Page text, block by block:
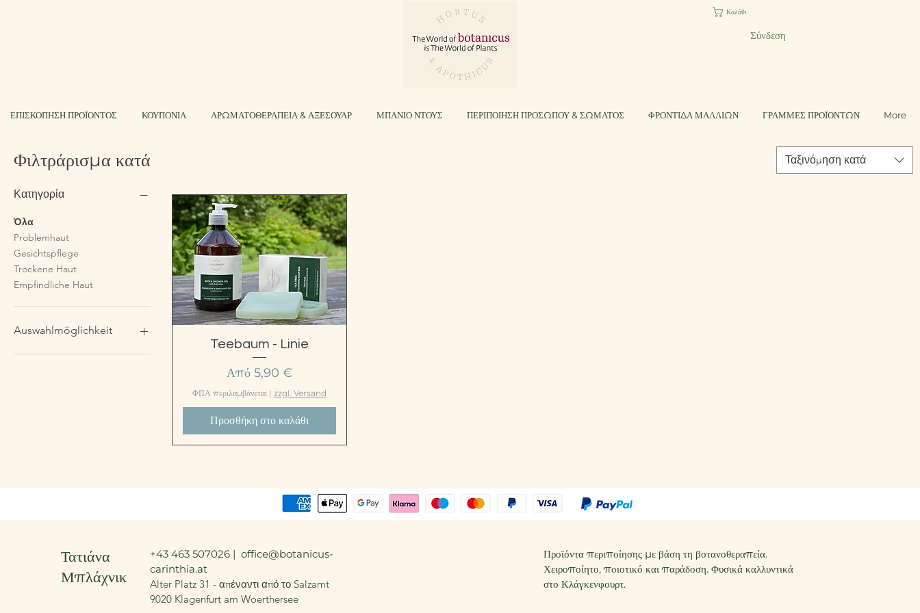
Καλάθι
Σύνδεση
ΕΠΙΣΚΟΠΗΣΗ ΠΡΟΪΟΝΤΟΣ ΚΟΥΠΟΝΙΑ ΑΡΩΜΑΤΟΘΕΡΑΠΕΙΑ & ΑΞΕΣΟΥΑΡ ΜΠΑΝΙΟ ΝΤΟΥΣ ΠΕΡΙΠΟΙΗΣΗ ΠΡΟΣΩΠΟΥ & ΣΩΜΑΤΟΣ ΦΡΟΝΤΙΔΑ ΜΑΛΛΙΩΝ ΓΡΑΜΜΕΣ ΠΡΟΪΟΝΤΩΝ More
Φιλτράρισμα κατά
Κατηγορία
Όλα
Problemhaut
Gesichtspflege
Trockene Haut
Empfindliche Haut
Auswahlmöglichkeit
AROMATHERAPHIE -SEIFE
Ταξινόμηση κατά
Γρήγορη προβολή
Teebaum - Linie
Από 5,90 €
Τιμή Έκπτωσης
ΦΠΑ περιλαμβάνεται | zzgl. Versand
Προσθήκη στο καλάθι
Τατιάνα
Μπλάχνικ
+43 463 507026 | office@botanicus-
carinthia.at
Alter Platz 31 - απέναντι από το Salzamt
9020 Klagenfurt am Woerthersee
Προϊόντα περιποίησης με βάση τη βοτανοθεραπεία.
Χειροποίητο, ποιοτικό και παράδοση. Φυσικά καλλυντικά
στο Κλάγκενφουρτ.